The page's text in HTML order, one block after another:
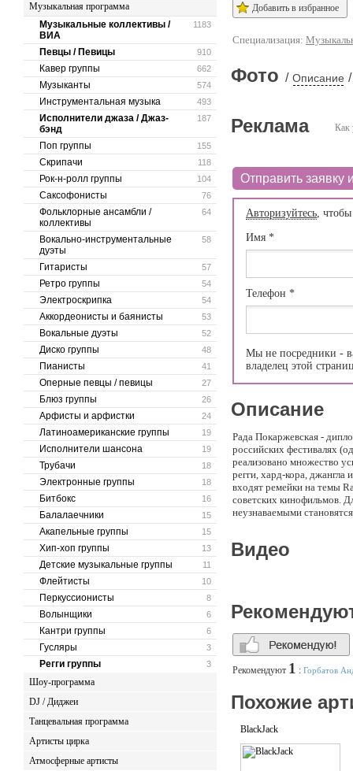
Музыкальная программа
1183
Музыкальные коллективы /
ВИА
910
Певцы / Певицы
662
Кавер группы
574
Музыканты
493
Инструментальная музыка
187
Исполнители джаза / Джаз-
бэнд
155
Поп группы
118
Скрипачи
104
Рок-н-ролл группы
76
Саксофонисты
64
Фольклорные ансамбли /
коллективы
58
Вокально-инструментальные
дуэты
57
Гитаристы
54
Ретро группы
54
Электроскрипка
53
Аккордеонисты и баянисты
52
Вокальные дуэты
48
Диско группы
41
Пианисты
27
Оперные певцы / певицы
26
Блюз группы
24
Арфисты и арфистки
19
Латиноамериканские группы
19
Исполнители шансона
18
Трубачи
18
Электронные группы
16
Битбокс
15
Балалаечники
15
Акапельные группы
13
Хип-хоп группы
11
Детские музыкальные группы
10
Флейтисты
8
Перкуссионисты
6
Волынщики
6
Кантри группы
3
Гусляры
3
Регги группы
Шоу-программа
DJ / Диджеи
Танцевальная программа
Артисты цирка
Атмосферные артисты
Добавить в избранное
Специализация:
Фото / Описание /
Как
Реклама
Отправить заявку
Авторизуйтесь,
Имя *
Телефон *
Мы не посредники -
владелец этой
Описание
Рада Покаржевская -
российских фестивалях
реализовано множество
регги, хард-кора, джангла
входят ремейки на темы
советских кинофильмов.
неузнаваемыми
джазовых фестивалях
необычного джаза на
высокой техники
Видео
Рекомендуют 1 : Горбатов
Похожие
BlackJack